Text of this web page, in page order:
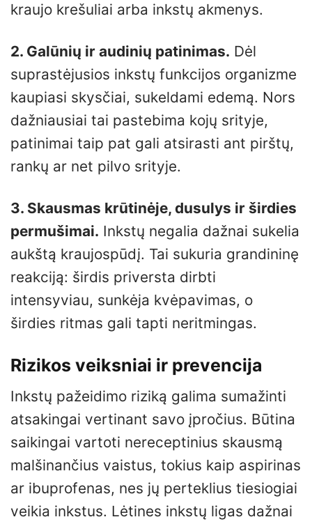
kraujo krešuliai arba inkstų akmenys.
2. Galūnių ir audinių patinimas. Dėl
suprastėjusios inkstų funkcijos organizme
kaupiasi skysčiai, sukeldami edemą. Nors
dažniausiai tai pastebima kojų srityje,
patinimai taip pat gali atsirasti ant pirštų,
rankų ar net pilvo srityje.
3. Skausmas krūtinėje, dusulys ir širdies
permušimai. Inkstų negalia dažnai sukelia
aukštą kraujospūdį. Tai sukuria grandininę
reakciją: širdis priversta dirbti
intensyviau, sunkėja kvėpavimas, o
širdies ritmas gali tapti neritmingas.
Rizikos veiksniai ir prevencija
Inkstų pažeidimo riziką galima sumažinti
atsakingai vertinant savo įpročius. Būtina
saikingai vartoti nereceptinius skausmą
malšinančius vaistus, tokius kaip aspirinas
ar ibuprofenas, nes jų perteklius tiesiogiai
veikia inkstus. Lėtines inkstų ligas dažnai